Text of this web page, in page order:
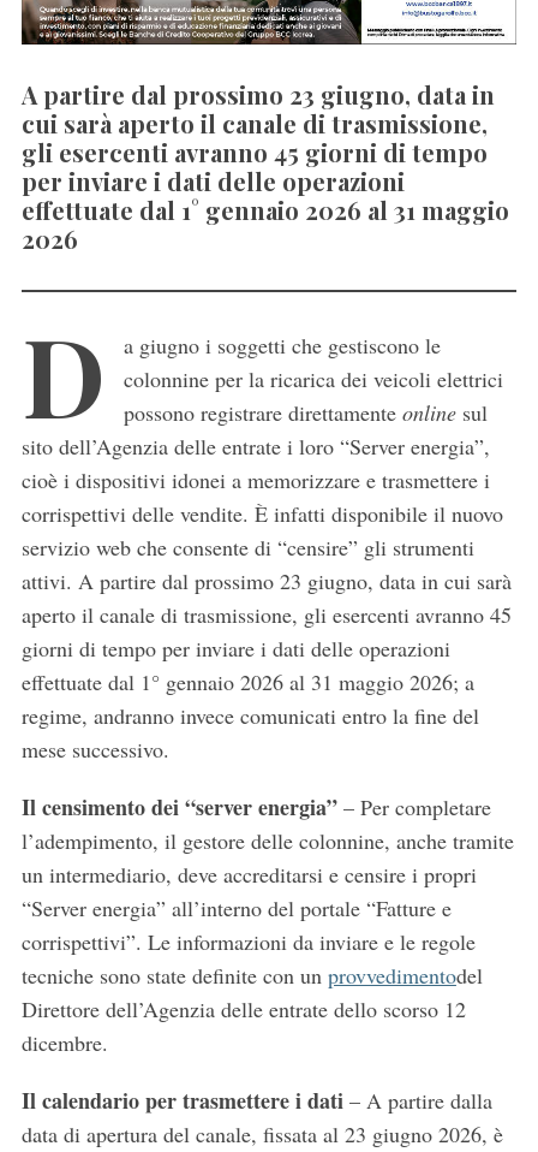
A partire dal prossimo 23 giugno, data in
cui sarà aperto il canale di trasmissione,
gli esercenti avranno 45 giorni di tempo
per inviare i dati delle operazioni
effettuate dal 1° gennaio 2026 al 31 maggio
2026
D
a giugno i soggetti che gestiscono le
colonnine per la ricarica dei veicoli elettrici
possono registrare direttamente onlinesul
sito dell’Agenzia delle entrate i loro “Server energia”,
cioè i dispositivi idonei a memorizzare e trasmettere i
corrispettivi delle vendite. È infatti disponibile il nuovo
servizio web che consente di “censire” gli strumenti
attivi. A partire dal prossimo 23 giugno, data in cui sarà
aperto il canale di trasmissione, gli esercenti avranno 45
giorni di tempo per inviare i dati delle operazioni
effettuate dal 1° gennaio 2026 al 31 maggio 2026; a
regime, andranno invece comunicati entro la fine del
mese successivo.
Il censimento dei “server energia”– Per completare
l’adempimento, il gestore delle colonnine, anche tramite
un intermediario, deve accreditarsi e censire i propri
“Server energia” all’interno del portale “Fatture e
corrispettivi”. Le informazioni da inviare e le regole
tecniche sono state definite con un provvedimentodel
Direttore dell’Agenzia delle entrate dello scorso 12
dicembre.
Il calendario per trasmettere i dati– A partire dalla
data di apertura del canale, fissata al 23 giugno 2026, è